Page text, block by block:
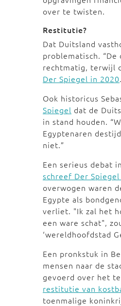
over te twisten.
Restitutie?
Dat Duitsland
problematisch.
rechtmatig, terwijl
Der Spiegel in 2020.
Ook historicus
Spiegel dat de
in stand houden.
Egyptenaren
niet.”
Een serieus debat
schreef Der
overwogen waren
Egypte als
verliet. "Ik zal het
een ware schat",
‘wereldhoofdstad
Een pronkstuk in
mensen naar de
gevoerd over het
restitutie van
toenmalige